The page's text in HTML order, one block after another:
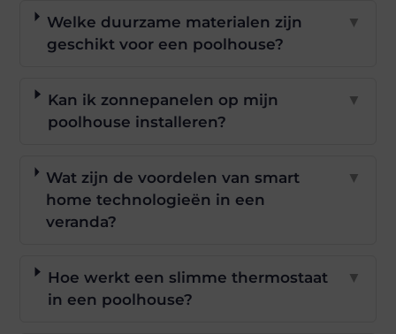
Welke duurzame materialen zijn
geschikt voor een poolhouse?
▼
Kan ik zonnepanelen op mijn
poolhouse installeren?
▼
Wat zijn de voordelen van smart
home technologieën in een
veranda?
▼
Hoe werkt een slimme thermostaat
in een poolhouse?
▼